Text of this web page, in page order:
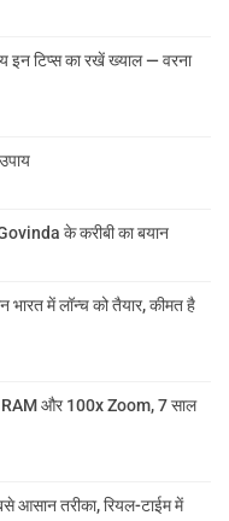
टिप्स का रखें ख्याल — वरना
के करीबी का बयान
में लॉन्च को तैयार, कीमत है
और 100x Zoom, 7 साल
आसान तरीका, रियल-टाईम में